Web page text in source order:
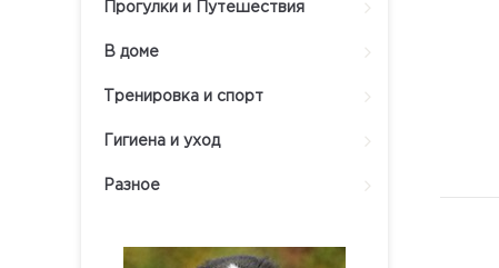
Прогулки и Путешествия
В доме
Тренировка и спорт
Гигиена и уход
Разное